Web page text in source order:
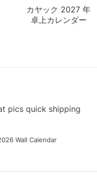
カヤック 2027 年
卓上カレンダー
pics quick shipping
Wall Calendar